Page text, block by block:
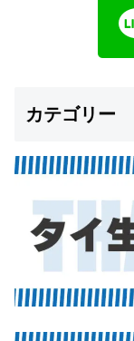
カテゴリー